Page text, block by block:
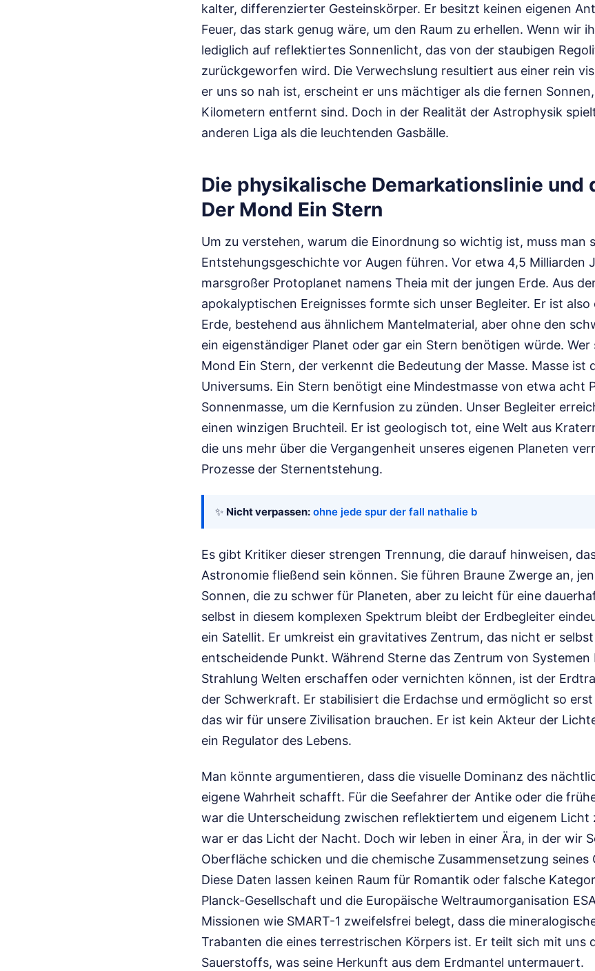
kalter, differenzierter Gesteinskörper. Er besitzt keinen eigenen
Feuer, das stark genug wäre, um den Raum zu erhellen. Wenn wir
lediglich auf reflektiertes Sonnenlicht, das von der staubigen
zurückgeworfen wird. Die Verwechslung resultiert aus einer rein
er uns so nah ist, erscheint er uns mächtiger als die fernen
Kilometern entfernt sind. Doch in der Realität der Astrophysik
anderen Liga als die leuchtenden Gasbälle.
Die physikalische Demarkationslinie und
Der Mond Ein Stern
Um zu verstehen, warum die Einordnung so wichtig ist, muss man
Entstehungsgeschichte vor Augen führen. Vor etwa 4,5 Milliarden
marsgroßer Protoplanet namens Theia mit der jungen Erde. Aus
apokalyptischen Ereignisses formte sich unser Begleiter. Er ist also
Erde, bestehend aus ähnlichem Mantelmaterial, aber ohne den
ein eigenständiger Planet oder gar ein Stern benötigen würde.
Mond Ein Stern, der verkennt die Bedeutung der Masse. Masse ist
Universums. Ein Stern benötigt eine Mindestmasse von etwa acht
Sonnenmasse, um die Kernfusion zu zünden. Unser Begleiter
einen winzigen Bruchteil. Er ist geologisch tot, eine Welt aus
die uns mehr über die Vergangenheit unseres eigenen Planeten
Prozesse der Sternentstehung.
✨ Nicht verpassen: ohne jede spur der fall nathalie b
Es gibt Kritiker dieser strengen Trennung, die darauf hinweisen,
Astronomie fließend sein können. Sie führen Braune Zwerge an,
Sonnen, die zu schwer für Planeten, aber zu leicht für eine
selbst in diesem komplexen Spektrum bleibt der Erdbegleiter
ein Satellit. Er umkreist ein gravitatives Zentrum, das nicht er
entscheidende Punkt. Während Sterne das Zentrum von
Strahlung Welten erschaffen oder vernichten können, ist der
der Schwerkraft. Er stabilisiert die Erdachse und ermöglicht so
das wir für unsere Zivilisation brauchen. Er ist kein Akteur der
ein Regulator des Lebens.
Man könnte argumentieren, dass die visuelle Dominanz des
eigene Wahrheit schafft. Für die Seefahrer der Antike oder die
war die Unterscheidung zwischen reflektiertem und eigenem Licht
war er das Licht der Nacht. Doch wir leben in einer Ära, in der wir
Oberfläche schicken und die chemische Zusammensetzung seines
Diese Daten lassen keinen Raum für Romantik oder falsche
Planck-Gesellschaft und die Europäische Weltraumorganisation
Missionen wie SMART-1 zweifelsfrei belegt, dass die
Trabanten die eines terrestrischen Körpers ist. Er teilt sich mit uns
Sauerstoffs, was seine Herkunft aus dem Erdmantel untermauert.